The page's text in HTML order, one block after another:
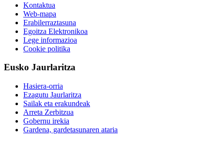
Kontaktua
Web-mapa
Erabilerraztasuna
Egoitza Elektronikoa
Lege informazioa
Cookie politika
Eusko Jaurlaritza
Hasiera-orria
Ezagutu Jaurlaritza
Sailak eta erakundeak
Arreta Zerbitzua
Gobernu irekia
Gardena, gardetasunaren ataria